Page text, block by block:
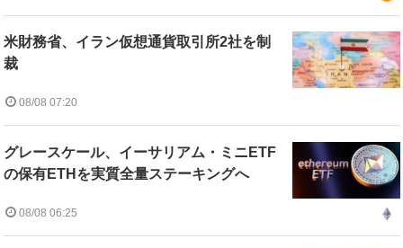
米財務省、イラン仮想通貨取引所2社を制
裁
08/08 07:20
グレースケール、イーサリアム・ミニETF
の保有ETHを実質全量ステーキングへ
08/08 06:25